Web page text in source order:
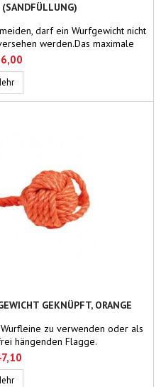
darf ein Wurfgewicht nicht
werden.Das maximale
500 Gramm.
Wurfgewicht (Sandfüllung)
GEKNÜPFT, ORANGE
zu verwenden oder als
hängenden Flagge.
Wurfgewicht / Flaggengewicht